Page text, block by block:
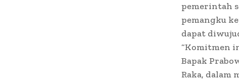
pemerintah
pemangku
dapat
“Komitmen
Bapak
Raka, dalam